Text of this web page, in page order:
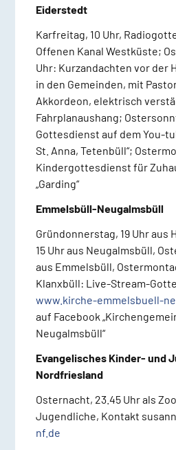
Eiderstedt
Karfreitag, 10 Uhr,
Offenen Kanal Westküste;
Uhr: Kurzandachten vor der
in den Gemeinden, mit
Akkordeon, elektrisch
Fahrplanaushang;
Gottesdienst auf dem You-
St. Anna, Tetenbüll“;
Kindergottesdienst für
„Garding“
Emmelsbüll-Neugalmsbüll
Gründonnerstag, 19 Uhr aus
15 Uhr aus Neugalmsbüll,
aus Emmelsbüll,
Klanxbüll: Live-Stream-
www.kirche-emmelsbuell-
auf Facebook
Neugalmsbüll“
Evangelisches Kinder- und
Nordfriesland
Osternacht, 23.45 Uhr als
Jugendliche, Kontakt
nf.de